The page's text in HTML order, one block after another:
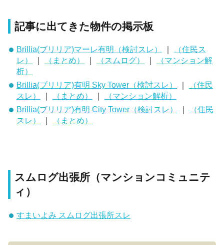
記事に出てきた物件の掲示板
Brillia(ブリリア)マーレ有明（検討スレ） ｜
（住民ス
レ）
｜ （まとめ） ｜ （スムログ） ｜
（マンション解
析）
Brillia(ブリリア)有明 Sky Tower（検討スレ）
｜
（住民
スレ）
｜ （まとめ） ｜
（マンション解析）
Brillia(ブリリア)有明 City Tower（検討スレ）
｜
（住民
スレ）
｜ （まとめ）
スムログ出張所（マンションコミュニテ
ィ）
すまいよみ スムログ出張所スレ